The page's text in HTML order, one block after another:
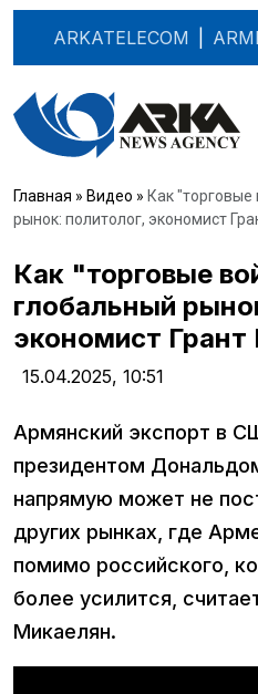
ARKATELECOM
Главная » Видео » Как
рынок: политолог, экономист
Как "торговые
глобальный
экономист
15.04.2025, 10:51
Армянский экспорт в
президентом
напрямую может не
других рынках, где
помимо российского,
более усилится,
Микаелян.